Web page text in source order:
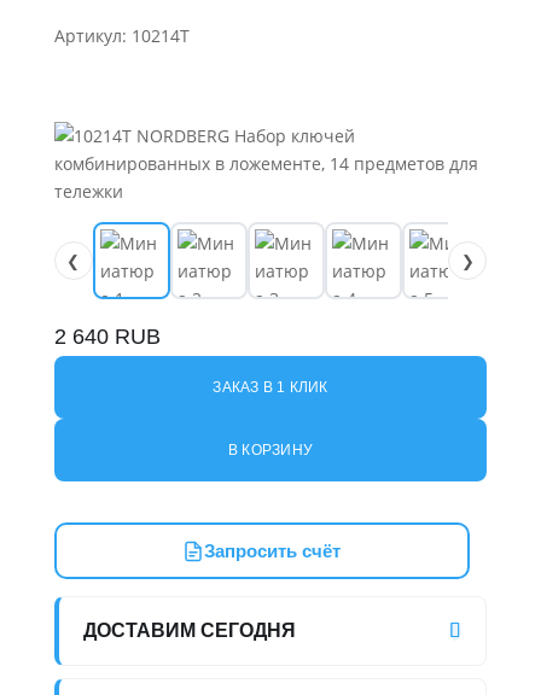
Артикул: 10214T
❮ ❯
2 640 RUB
ЗАКАЗ В 1 КЛИК
В КОРЗИНУ
Запросить счёт
ДОСТАВИМ СЕГОДНЯ